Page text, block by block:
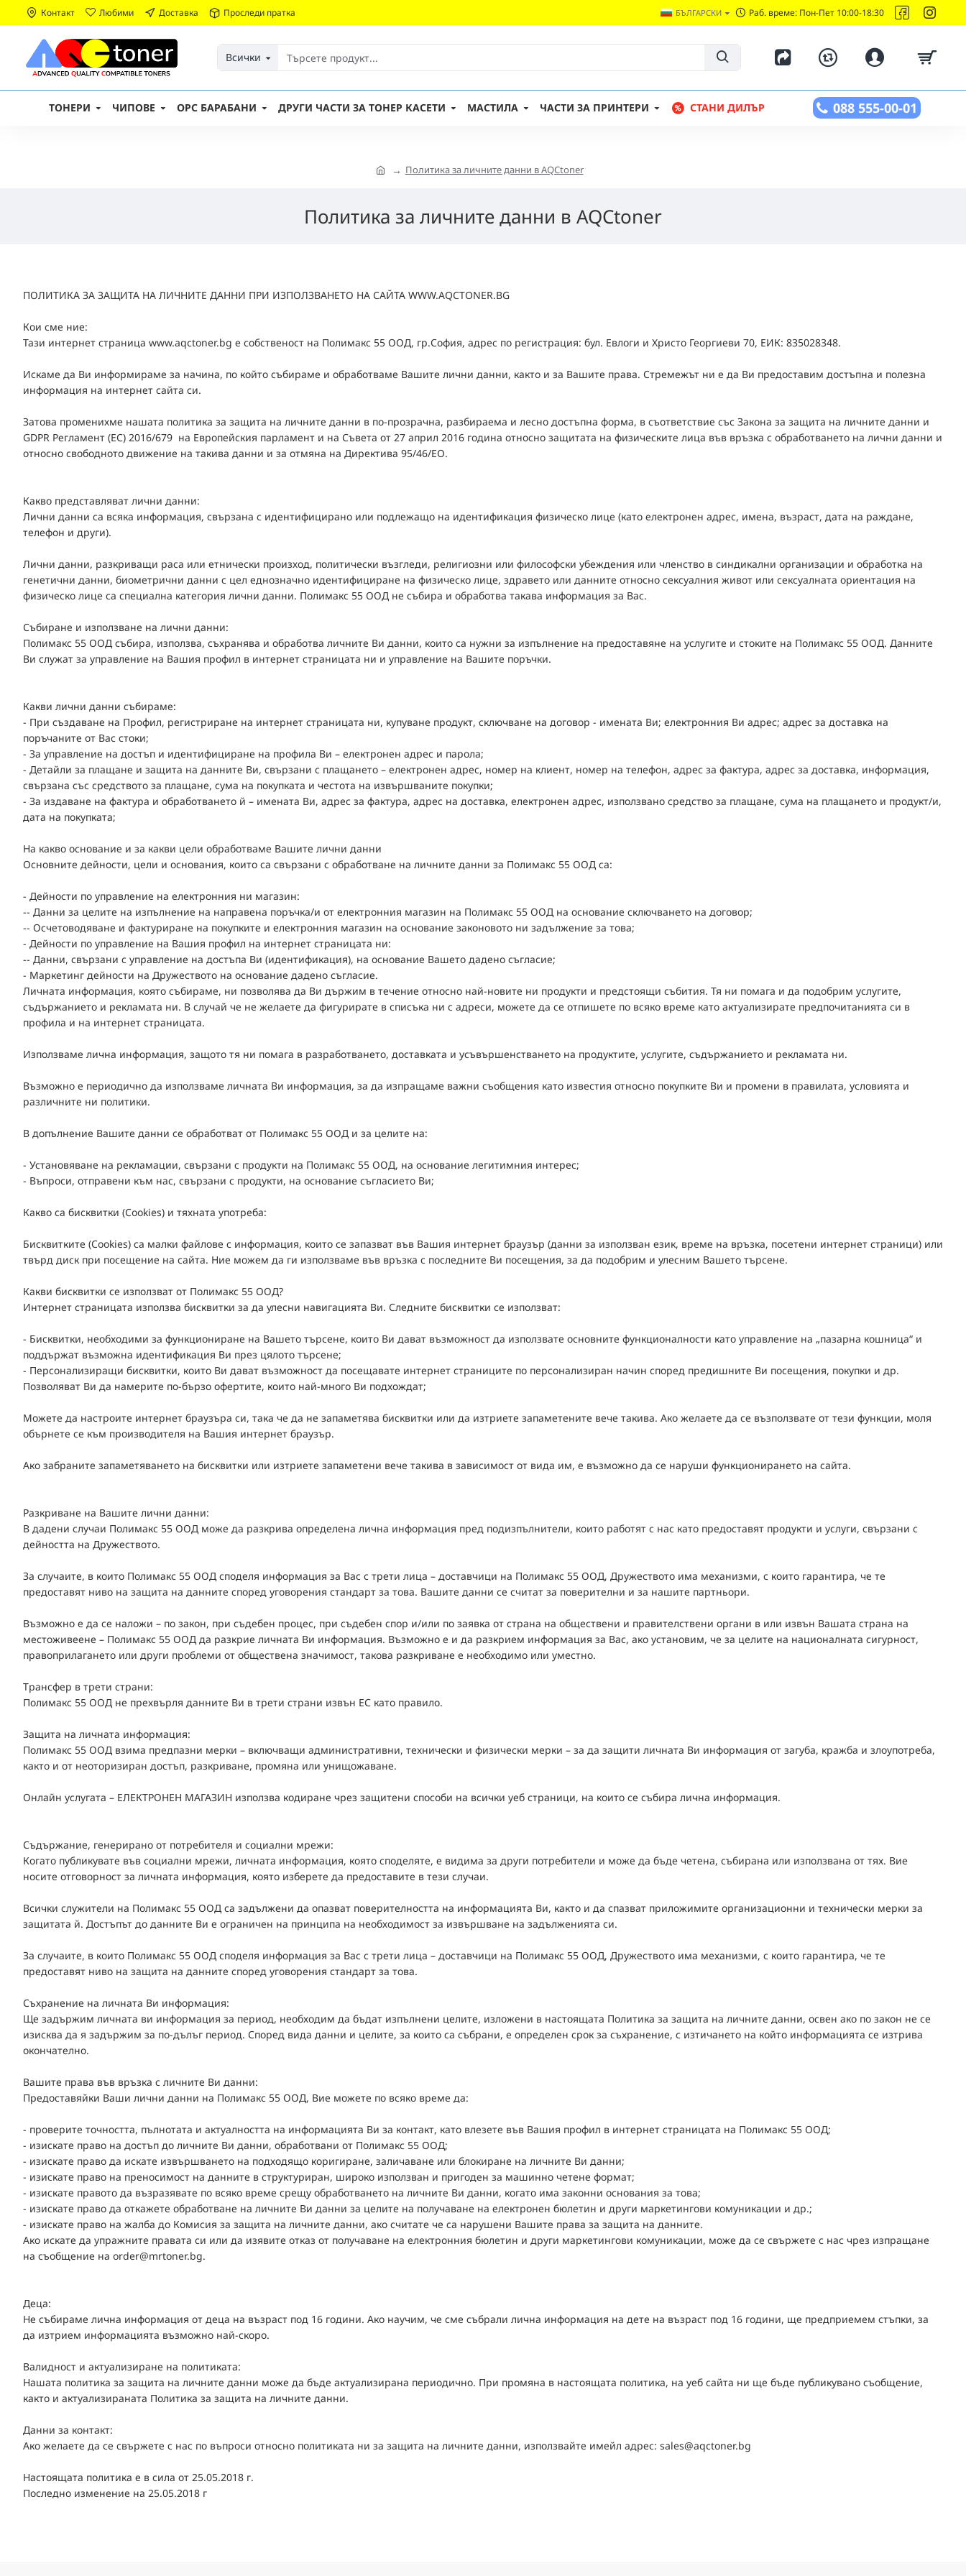
Контакт Любими Доставка Проследи пратка БЪЛГАРСКИ Раб. време: Пон-Пет 10:00-18:30
Всички
ТОНЕРИ ЧИПОВЕ OPC БАРАБАНИ ДРУГИ ЧАСТИ ЗА ТОНЕР КАСЕТИ МАСТИЛА ЧАСТИ ЗА ПРИНТЕРИ СТАНИ ДИЛЪР 088 555-00-01
Политика за личните данни в AQCtoner
Политика за личните данни в AQCtoner
ПОЛИТИКА ЗА ЗАЩИТА НА ЛИЧНИТЕ ДАННИ ПРИ ИЗПОЛЗВАНЕТО НА САЙТА WWW.AQCTONER.BG
Кои сме ние:
Тази интернет страница www.aqctoner.bg е собственост на Полимакс 55 ООД, гр.София, адрес по регистрация: бул. Евлоги и Христо Георгиеви 70, ЕИК: 835028348.
Искаме да Ви информираме за начина, по който събираме и обработваме Вашите лични данни, както и за Вашите права. Стремежът ни е да Ви предоставим достъпна и полезна
информация на интернет сайта си.
Затова променихме нашата политика за защита на личните данни в по-прозрачна, разбираема и лесно достъпна форма, в съответствие със Закона за защита на личните данни и
GDPR Регламент (ЕС) 2016/679 на Европейския парламент и на Съвета от 27 април 2016 година относно защитата на физическите лица във връзка с обработването на лични данни и
относно свободното движение на такива данни и за отмяна на Директива 95/46/EО.
Какво представляват лични данни:
Лични данни са всяка информация, свързана с идентифицирано или подлежащо на идентификация физическо лице (като електронен адрес, имена, възраст, дата на раждане,
телефон и други).
Лични данни, разкриващи раса или етнически произход, политически възгледи, религиозни или философски убеждения или членство в синдикални организации и обработка на
генетични данни, биометрични данни с цел еднозначно идентифициране на физическо лице, здравето или данните относно сексуалния живот или сексуалната ориентация на
физическо лице са специална категория лични данни. Полимакс 55 ООД не събира и обработва такава информация за Вас.
Събиране и използване на лични данни:
Полимакс 55 ООД събира, използва, съхранява и обработва личните Ви данни, които са нужни за изпълнение на предоставяне на услугите и стоките на Полимакс 55 ООД. Данните
Ви служат за управление на Вашия профил в интернет страницата ни и управление на Вашите поръчки.
Какви лични данни събираме:
- При създаване на Профил, регистриране на интернет страницата ни, купуване продукт, сключване на договор - имената Ви; електронния Ви адрес; адрес за доставка на
поръчаните от Вас стоки;
- За управление на достъп и идентифициране на профила Ви – електронен адрес и парола;
- Детайли за плащане и защита на данните Ви, свързани с плащането – електронен адрес, номер на клиент, номер на телефон, адрес за фактура, адрес за доставка, информация,
свързана със средството за плащане, сума на покупката и честота на извършваните покупки;
- За издаване на фактура и обработването й – имената Ви, адрес за фактура, адрес на доставка, електронен адрес, използвано средство за плащане, сума на плащането и продукт/и,
дата на покупката;
На какво основание и за какви цели обработваме Вашите лични данни
Основните дейности, цели и основания, които са свързани с обработване на личните данни за Полимакс 55 ООД са:
- Дейности по управление на електронния ни магазин:
-- Данни за целите на изпълнение на направена поръчка/и от електронния магазин на Полимакс 55 ООД на основание сключването на договор;
-- Осчетоводяване и фактуриране на покупките и електронния магазин на основание законовото ни задължение за това;
- Дейности по управление на Вашия профил на интернет страницата ни:
-- Данни, свързани с управление на достъпа Ви (идентификация), на основание Вашето дадено съгласие;
- Маркетинг дейности на Дружеството на основание дадено съгласие.
Личната информация, която събираме, ни позволява да Ви държим в течение относно най-новите ни продукти и предстоящи събития. Тя ни помага и да подобрим услугите,
съдържанието и рекламата ни. В случай че не желаете да фигурирате в списъка ни с адреси, можете да се отпишете по всяко време като актуализирате предпочитанията си в
профила и на интернет страницата.
Използваме лична информация, защото тя ни помага в разработването, доставката и усъвършенстването на продуктите, услугите, съдържанието и рекламата ни.
Възможно е периодично да използваме личната Ви информация, за да изпращаме важни съобщения като известия относно покупките Ви и промени в правилата, условията и
различните ни политики.
В допълнение Вашите данни се обработват от Полимакс 55 ООД и за целите на:
- Установяване на рекламации, свързани с продукти на Полимакс 55 ООД, на основание легитимния интерес;
- Въпроси, отправени към нас, свързани с продукти, на основание съгласието Ви;
Какво са бисквитки (Cookies) и тяхната употреба:
Бисквитките (Cookies) са малки файлове с информация, които се запазват във Вашия интернет браузър (данни за използван език, време на връзка, посетени интернет страници) или
твърд диск при посещение на сайта. Ние можем да ги използваме във връзка с последните Ви посещения, за да подобрим и улесним Вашето търсене.
Какви бисквитки се използват от Полимакс 55 ООД?
Интернет страницата използва бисквитки за да улесни навигацията Ви. Следните бисквитки се използват:
- Бисквитки, необходими за функциониране на Вашето търсене, които Ви дават възможност да използвате основните функционалности като управление на „пазарна кошница“ и
поддържат възможна идентификация Ви през цялото търсене;
- Персонализиращи бисквитки, които Ви дават възможност да посещавате интернет страниците по персонализиран начин според предишните Ви посещения, покупки и др.
Позволяват Ви да намерите по-бързо офертите, които най-много Ви подхождат;
Можете да настроите интернет браузъра си, така че да не запаметява бисквитки или да изтриете запаметените вече такива. Ако желаете да се възползвате от тези функции, моля
обърнете се към производителя на Вашия интернет браузър.
Ако забраните запаметяването на бисквитки или изтриете запаметени вече такива в зависимост от вида им, е възможно да се наруши функционирането на сайта.
Разкриване на Вашите лични данни:
В дадени случаи Полимакс 55 ООД може да разкрива определена лична информация пред подизпълнители, които работят с нас като предоставят продукти и услуги, свързани с
дейността на Дружеството.
За случаите, в които Полимакс 55 ООД споделя информация за Вас с трети лица – доставчици на Полимакс 55 ООД, Дружеството има механизми, с които гарантира, че те
предоставят ниво на защита на данните според уговорения стандарт за това. Вашите данни се считат за поверителни и за нашите партньори.
Възможно е да се наложи – по закон, при съдебен процес, при съдебен спор и/или по заявка от страна на обществени и правителствени органи в или извън Вашата страна на
местоживеене – Полимакс 55 ООД да разкрие личната Ви информация. Възможно е и да разкрием информация за Вас, ако установим, че за целите на националната сигурност,
правоприлагането или други проблеми от обществена значимост, такова разкриване е необходимо или уместно.
Трансфер в трети страни:
Полимакс 55 ООД не прехвърля данните Ви в трети страни извън ЕС като правило.
Защита на личната информация:
Полимакс 55 ООД взима предпазни мерки – включващи административни, технически и физически мерки – за да защити личната Ви информация от загуба, кражба и злоупотреба,
както и от неоторизиран достъп, разкриване, промяна или унищожаване.
Онлайн услугата – ЕЛЕКТРОНЕН МАГАЗИН използва кодиране чрез защитени способи на всички уеб страници, на които се събира лична информация.
Съдържание, генерирано от потребителя и социални мрежи:
Когато публикувате във социални мрежи, личната информация, която споделяте, е видима за други потребители и може да бъде четена, събирана или използвана от тях. Вие
носите отговорност за личната информация, която изберете да предоставите в тези случаи.
Всички служители на Полимакс 55 ООД са задължени да опазват поверителността на информацията Ви, както и да спазват приложимите организационни и технически мерки за
защитата й. Достъпът до данните Ви е ограничен на принципа на необходимост за извършване на задълженията си.
За случаите, в които Полимакс 55 ООД споделя информация за Вас с трети лица – доставчици на Полимакс 55 ООД, Дружеството има механизми, с които гарантира, че те
предоставят ниво на защита на данните според уговорения стандарт за това.
Съхранение на личната Ви информация:
Ще задържим личната ви информация за период, необходим да бъдат изпълнени целите, изложени в настоящата Политика за защита на личните данни, освен ако по закон не се
изисква да я задържим за по-дълъг период. Според вида данни и целите, за които са събрани, е определен срок за съхранение, с изтичането на който информацията се изтрива
окончателно.
Вашите права във връзка с личните Ви данни:
Предоставяйки Ваши лични данни на Полимакс 55 ООД, Вие можете по всяко време да:
- проверите точността, пълнотата и актуалността на информацията Ви за контакт, като влезете във Вашия профил в интернет страницата на Полимакс 55 ООД;
- изискате право на достъп до личните Ви данни, обработвани от Полимакс 55 ООД;
- изискате право да искате извършването на подходящо коригиране, заличаване или блокиране на личните Ви данни;
- изискате право на преносимост на данните в структуриран, широко използван и пригоден за машинно четене формат;
- изискате правото да възразявате по всяко време срещу обработването на личните Ви данни, когато има законни основания за това;
- изискате право да откажете обработване на личните Ви данни за целите на получаване на електронен бюлетин и други маркетингови комуникации и др.;
- изискате право на жалба до Комисия за защита на личните данни, ако считате че са нарушени Вашите права за защита на данните.
Ако искате да упражните правата си или да изявите отказ от получаване на електронния бюлетин и други маркетингови комуникации, може да се свържете с нас чрез изпращане
на съобщение на order@mrtoner.bg.
Деца:
Не събираме лична информация от деца на възраст под 16 години. Ако научим, че сме събрали лична информация на дете на възраст под 16 години, ще предприемем стъпки, за
да изтрием информацията възможно най-скоро.
Валидност и актуализиране на политиката:
Нашата политика за защита на личните данни може да бъде актуализирана периодично. При промяна в настоящата политика, на уеб сайта ни ще бъде публикувано съобщение,
както и актуализираната Политика за защита на личните данни.
Данни за контакт:
Ако желаете да се свържете с нас по въпроси относно политиката ни за защита на личните данни, използвайте имейл адрес: sales@aqctoner.bg
Настоящата политика е в сила от 25.05.2018 г.
Последно изменение на 25.05.2018 г